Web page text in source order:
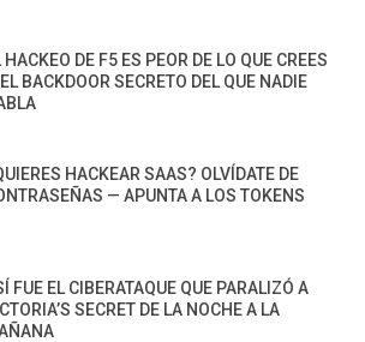
HACKEO DE F5 ES PEOR DE LO QUE CREES
BACKDOOR SECRETO DEL QUE NADIE
HACKEAR SAAS? OLVÍDATE DE
— APUNTA A LOS TOKENS
FUE EL CIBERATAQUE QUE PARALIZÓ A
SECRET DE LA NOCHE A LA